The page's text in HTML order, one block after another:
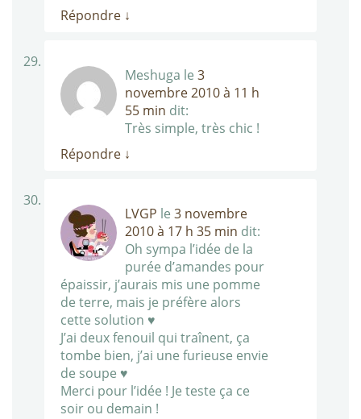
Répondre ↓
Meshuga le 3
novembre 2010 à 11 h
55 min dit:
Très simple, très chic !
Répondre ↓
LVGP le 3 novembre
2010 à 17 h 35 min dit:
Oh sympa l’idée de la
purée d’amandes pour
épaissir, j’aurais mis une pomme
de terre, mais je préfère alors
cette solution ♥
J’ai deux fenouil qui traînent, ça
tombe bien, j’ai une furieuse envie
de soupe ♥
Merci pour l’idée ! Je teste ça ce
soir ou demain !